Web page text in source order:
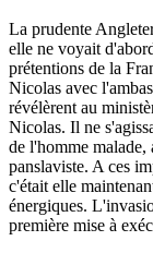
La prudente
elle ne voyait
prétentions de la
Nicolas avec
révélèrent au
Nicolas. Il ne
de l'homme
panslaviste. A ces
c'était elle
énergiques.
première mise à